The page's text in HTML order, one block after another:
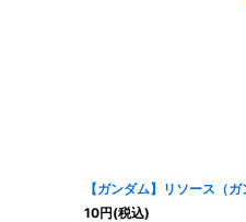
【ガンダム】リソース（
10円(税込)